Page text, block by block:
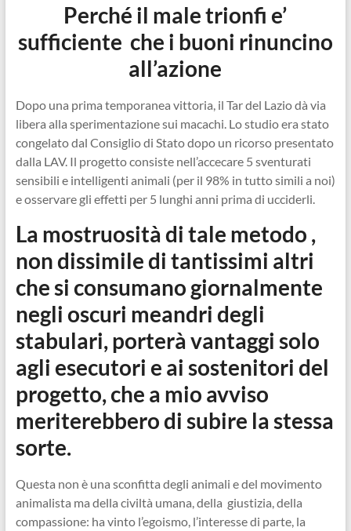
Perché il male trionfi e’
sufficiente che i buoni rinuncino
all’azione
Dopo una prima temporanea vittoria, il Tar del Lazio dà via
libera alla sperimentazione sui macachi. Lo studio era stato
congelato dal Consiglio di Stato dopo un ricorso presentato
dalla LAV. Il progetto consiste nell’accecare 5 sventurati
sensibili e intelligenti animali (per il 98% in tutto simili a noi)
e osservare gli effetti per 5 lunghi anni prima di ucciderli.
La mostruosità di tale metodo ,
non dissimile di tantissimi altri
che si consumano giornalmente
negli oscuri meandri degli
stabulari, porterà vantaggi solo
agli esecutori e ai sostenitori del
progetto, che a mio avviso
meriterebbero di subire la stessa
sorte.
Questa non è una sconfitta degli animali e del movimento
animalista ma della civiltà umana, della giustizia, della
compassione: ha vinto l’egoismo, l’interesse di parte, la